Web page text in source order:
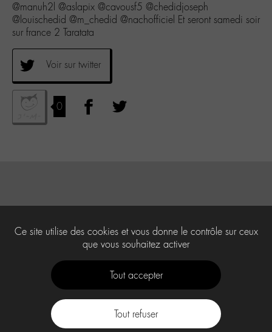
@manuh2l @aslapix @cavousf5 @chedidjoseph
@louischedid @m_chedid @nachofficiel Et seront samedi soir
sur france 2 Taratata
Voir sur twitter
0
Ce site utilise des cookies et vous donne le contrôle sur ceux
que vous souhaitez activer
Tout accepter
Tout refuser